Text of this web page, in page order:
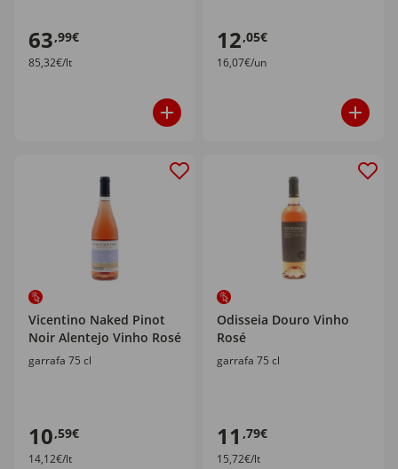
63,99€
85,32€/lt
12,05€
16,07€/un
Vicentino Naked Pinot
Noir Alentejo Vinho Rosé
garrafa 75 cl
10,59€
14,12€/lt
Odisseia Douro Vinho
Rosé
garrafa 75 cl
11 ,79€
15,72€/lt